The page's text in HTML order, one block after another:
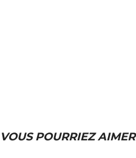
VOUS POURRIEZ AIMER